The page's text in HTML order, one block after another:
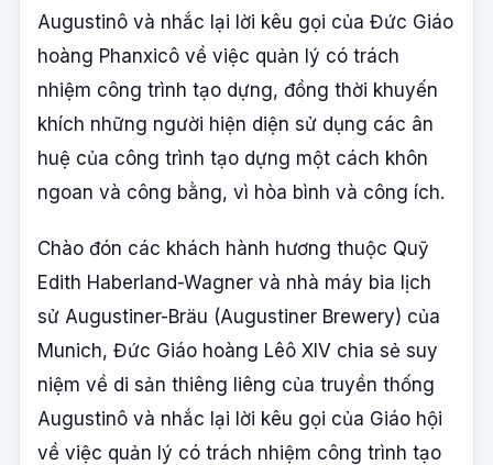
Augustinô và nhắc lại lời kêu gọi của Đức Giáo
hoàng Phanxicô về việc quản lý có trách
nhiệm công trình tạo dựng, đồng thời khuyến
khích những người hiện diện sử dụng các ân
huệ của công trình tạo dựng một cách khôn
ngoan và công bằng, vì hòa bình và công ích.
Chào đón các khách hành hương thuộc Quỹ
Edith Haberland-Wagner và nhà máy bia lịch
sử Augustiner-Bräu (Augustiner Brewery) của
Munich, Đức Giáo hoàng Lêô XIV chia sẻ suy
niệm về di sản thiêng liêng của truyền thống
Augustinô và nhắc lại lời kêu gọi của Giáo hội
về việc quản lý có trách nhiệm công trình tạo